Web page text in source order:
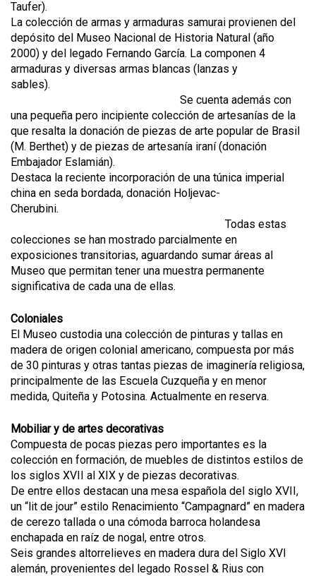
Taufer).
La colección de armas y armaduras samurai provienen del
depósito del Museo Nacional de Historia Natural (año
2000) y del legado Fernando García. La componen 4
armaduras y diversas armas blancas (lanzas y
sables).
Se cuenta además con
una pequeña pero incipiente colección de artesanías de la
que resalta la donación de piezas de arte popular de Brasil
(M. Berthet) y de piezas de artesanía iraní (donación
Embajador Eslamián).
Destaca la reciente incorporación de una túnica imperial
china en seda bordada, donación Holjevac-
Cherubini.
Todas estas
colecciones se han mostrado parcialmente en
exposiciones transitorias, aguardando sumar áreas al
Museo que permitan tener una muestra permanente
significativa de cada una de ellas.
Coloniales
El Museo custodia una colección de pinturas y tallas en
madera de origen colonial americano, compuesta por más
de 30 pinturas y otras tantas piezas de imaginería religiosa,
principalmente de las Escuela Cuzqueña y en menor
medida, Quiteña y Potosina. Actualmente en reserva.
Mobiliar y de artes decorativas
Compuesta de pocas piezas pero importantes es la
colección en formación, de muebles de distintos estilos de
los siglos XVII al XIX y de piezas decorativas.
De entre ellos destacan una mesa española del siglo XVII,
un “lit de jour” estilo Renacimiento “Campagnard” en madera
de cerezo tallada o una cómoda barroca holandesa
enchapada en raíz de nogal, entre otros.
Seis grandes altorrelieves en madera dura del Siglo XVI
alemán, provenientes del legado Rossel & Rius con